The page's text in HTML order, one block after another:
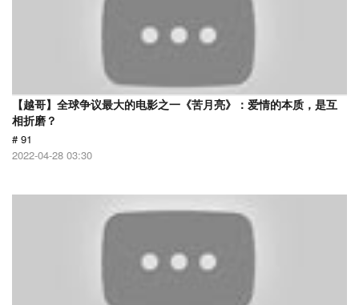
【越哥】全球争议最大的电影之一《苦月亮》：爱情的本质，是互
相折磨？
# 91
2022-04-28 03:30